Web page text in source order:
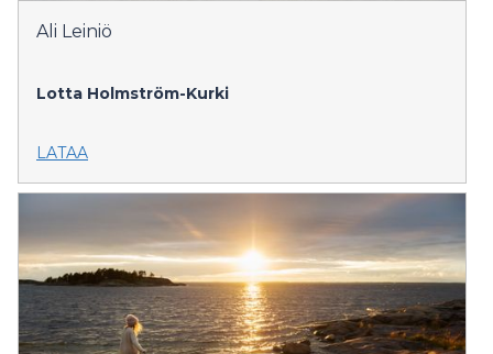
Ali Leiniö
Lotta Holmström-Kurki
LATAA